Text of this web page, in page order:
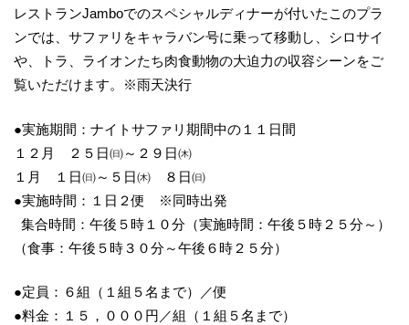
レストランJamboでのスペシャルディナーが付いたこのプラ
ンでは、サファリをキャラバン号に乗って移動し、シロサイ
や、トラ、ライオンたち肉食動物の大迫力の収容シーンをご
覧いただけます。※雨天決行
●実施期間：ナイトサファリ期間中の１１日間
１２月 ２５日㈰～２９日㈭
１月 １日㈰～５日㈭ ８日㈰
●実施時間：１日２便 ※同時出発
集合時間：午後５時１０分（実施時間：午後５時２５分～）
（食事：午後５時３０分～午後６時２５分）
●定員：６組（１組５名まで）／便
●料金：１５，０００円／組（１組５名まで）